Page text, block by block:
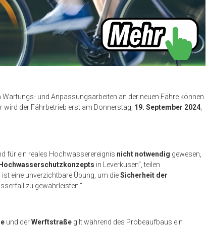
Wartungs- und Anpassungsarbeiten an der neuen Fähre können
wird der Fährbetrieb erst am Donnerstag, 19. September 2024,
für ein reales Hochwasserereignis nicht notwendig gewesen,
Hochwasserschutzkonzepts in Leverkusen“, teilen
ist eine unverzichtbare Übung, um dieSicherheit der
zu gewährleisten.“
und derWerftstraße gilt während des Probeaufbaus ein